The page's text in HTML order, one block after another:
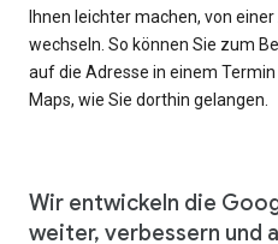
Ihnen leichter machen, von
wechseln. So können Sie zum
auf die Adresse in einem
Maps, wie Sie dorthin gelangen.
Wir entwickeln die
weiter, verbessern und